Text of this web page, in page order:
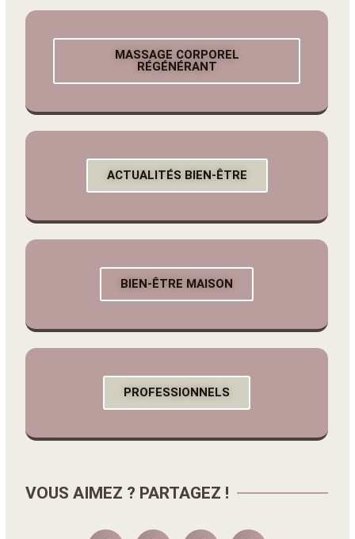
MASSAGE CORPOREL
RÉGÉNÉRANT
ACTUALITÉS BIEN-ÊTRE
BIEN-ÊTRE MAISON
PROFESSIONNELS
VOUS AIMEZ ? PARTAGEZ !